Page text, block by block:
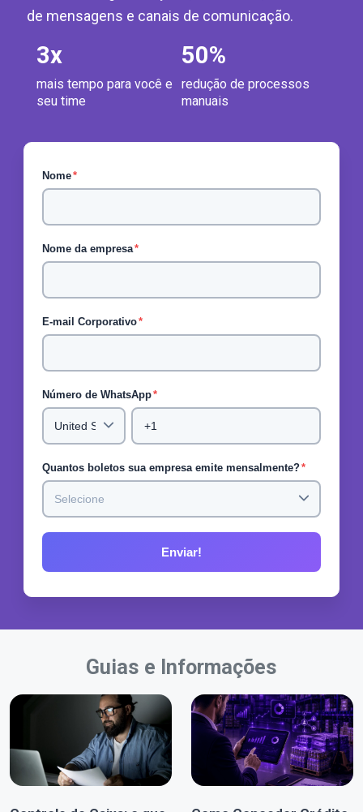
de mensagens e canais de comunicação.
3x
mais tempo para você e
seu time
50%
redução de processos
manuais
Nome*
Nome da empresa*
E-mail Corporativo*
Número de WhatsApp*
Quantos boletos sua empresa emite mensalmente?*
Guias e Informações